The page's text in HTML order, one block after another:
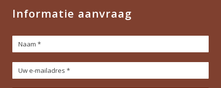
Informatie aanvraag